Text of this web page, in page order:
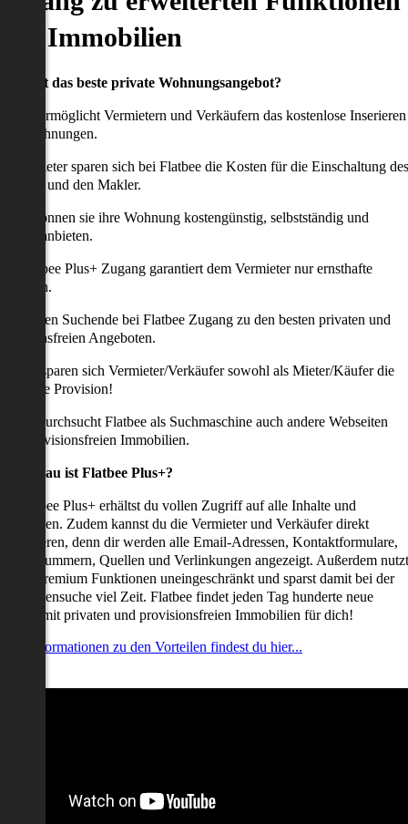
Immobilien
willst das beste private Wohnungsangebot?
ermöglicht Vermietern und Verkäufern das kostenlose Inserieren
Wohnungen.
Anbieter sparen sich bei Flatbee die Kosten für die Einschaltung des
und den Makler.
können sie ihre Wohnung kostengünstig, selbstständig und
anbieten.
Flatbee Plus+ Zugang garantiert dem Vermieter nur ernsthafte
erhalten Suchende bei Flatbee Zugang zu den besten privaten und
Angeboten.
uns sparen sich Vermieter/Verkäufer sowohl als Mieter/Käufer die
Provision!
durchsucht Flatbee als Suchmaschine auch andere Webseiten
provisionsfreien Immobilien.
genau ist Flatbee Plus+?
Flatbee Plus+ erhältst du vollen Zugriff auf alle Inhalte und
Zudem kannst du die Vermieter und Verkäufer direkt
denn dir werden alle Email-Adressen, Kontaktformulare,
Quellen und Verlinkungen angezeigt. Außerdem nutzt
alle Premium Funktionen uneingeschränkt und sparst damit bei der
viel Zeit. Flatbee findet jeden Tag hunderte neue
mit privaten und provisionsfreien Immobilien für dich!
Informationen zu den Vorteilen findest du hier...